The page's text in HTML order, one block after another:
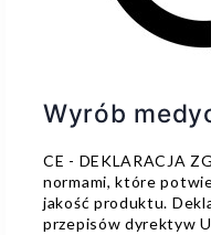
Wyrób
CE - DEKLARACJA
normami, które
jakość produktu.
przepisów dyrektyw